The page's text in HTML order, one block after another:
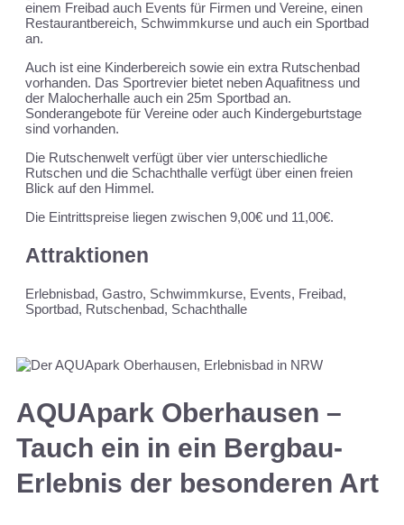
einem Freibad auch Events für Firmen und Vereine, einen
Restaurantbereich, Schwimmkurse und auch ein Sportbad
an.
Auch ist eine Kinderbereich sowie ein extra Rutschenbad
vorhanden. Das Sportrevier bietet neben Aquafitness und
der Malocherhalle auch ein 25m Sportbad an.
Sonderangebote für Vereine oder auch Kindergeburtstage
sind vorhanden.
Die Rutschenwelt verfügt über vier unterschiedliche
Rutschen und die Schachthalle verfügt über einen freien
Blick auf den Himmel.
Die Eintrittspreise liegen zwischen 9,00€ und 11,00€.
Attraktionen
Erlebnisbad, Gastro, Schwimmkurse, Events, Freibad,
Sportbad, Rutschenbad, Schachthalle
AQUApark Oberhausen –
Tauch ein in ein Bergbau-
Erlebnis der besonderen Art